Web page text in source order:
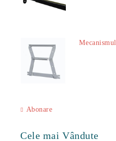
Abonare
Cele mai Vândute